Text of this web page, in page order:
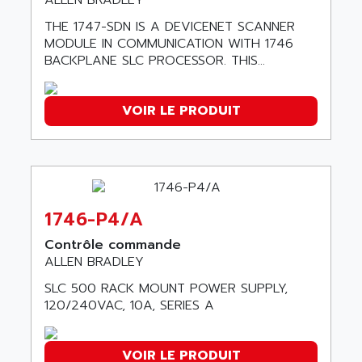
ARGOLUX AS
TSX 21
ALTISTART
TEXT DISPLAY
SIMATIC S5 115U
SINUMERIK 840
SMTBD1
SMTB
SMT-BSI
CPX37
CE65
ROD 426
AIRPES
AIRWELL
AISA
AJC BATTERY
AJHUA TECHNOLOGY
AKER
AKIM AG
AKKU
AKO
ALACATEL
ALARMCOM
THE 1747-SDN IS A DEVICENET SCANNER
MODULE IN COMMUNICATION WITH 1746
BACKPLANE SLC PROCESSOR. THIS...
VOIR LE PRODUIT
1746-P4/A
Contrôle commande
ALLEN BRADLEY
SLC 500 RACK MOUNT POWER SUPPLY,
120/240VAC, 10A, SERIES A
VOIR LE PRODUIT